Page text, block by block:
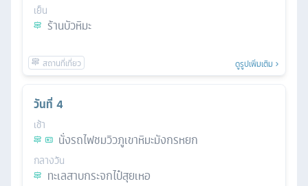
เย็น
ร้านบัวหิมะ
ดูรูปเพิ่มเติม
วันที่ 4
เช้า
นั่งรถไฟชมวิวภูเขาหิมะมังกรหยก
กลางวัน
ทะเลสาบกระจกไป๋สุยเหอ